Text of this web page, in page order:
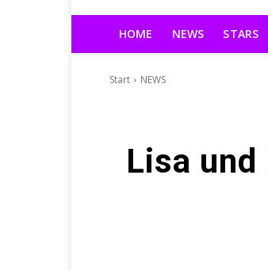
HOME NEWS STARS
Start NEWS
Lisa und